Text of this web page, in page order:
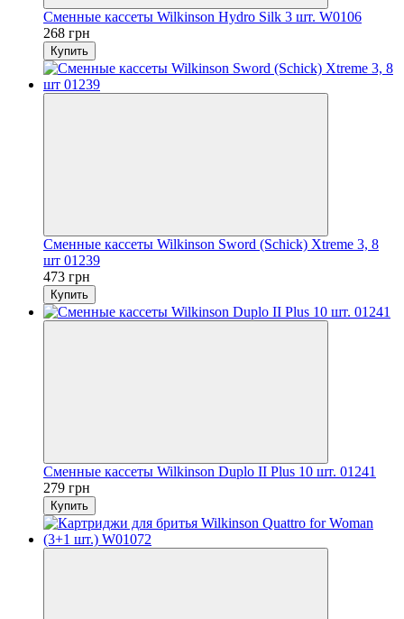
Сменные кассеты Wilkinson Hydro Silk 3 шт. W0106
268 грн
Купить
Сменные кассеты Wilkinson Sword (Schick) Xtreme 3, 8
шт 01239
473 грн
Купить
Сменные кассеты Wilkinson Duplo II Plus 10 шт. 01241
279 грн
Купить